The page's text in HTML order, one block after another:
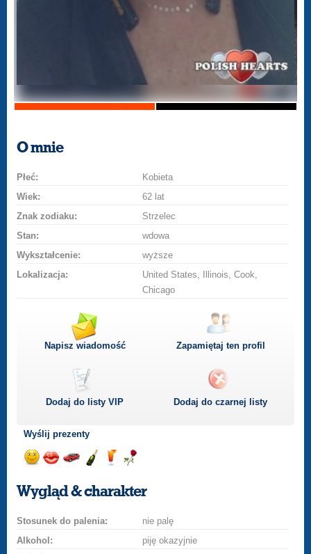
O mnie
Płeć:
Kobieta
Wiek:
62 lat
Znak zodiaku:
Strzelec
Stan:
wdowa
Wykształcenie:
wyższe
Lokalizacja:
United States, Illinois, Cook,
Chicago
Napisz wiadomość Zapamiętaj ten profil
Dodaj do listyVIP Dodaj do czarnej listy
Wyślij prezenty
uśmiech
buziakasamochodem
szampana
drinka
różę
Wygląd & charakter
Stosunek do palenia:
nie palę
Alkohol:
piję okazyjnie